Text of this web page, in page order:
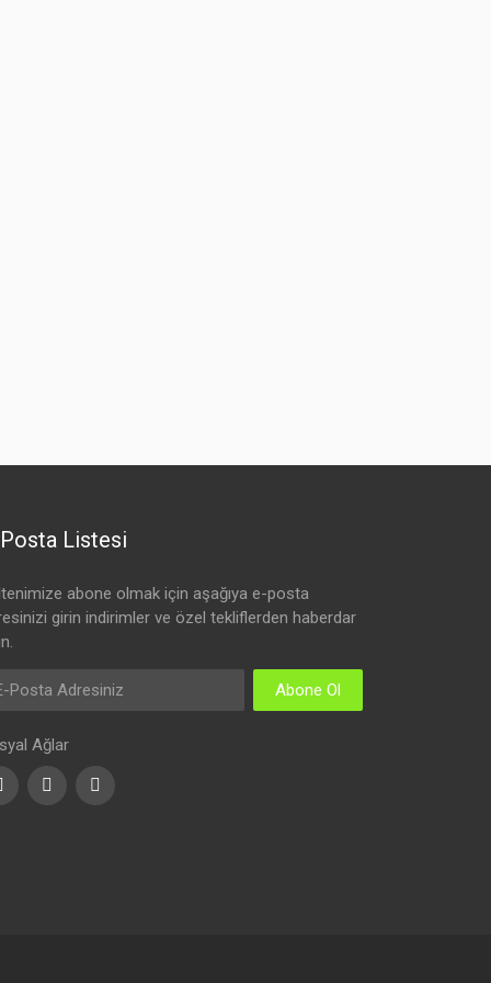
Listesi
abone olmak için aşağıya e-posta
girin indirimler ve özel tekliflerden haberdar
Abone Ol
Ağlar
YoutubeInstagram